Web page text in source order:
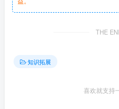
THE
知识拓展
喜欢就支持